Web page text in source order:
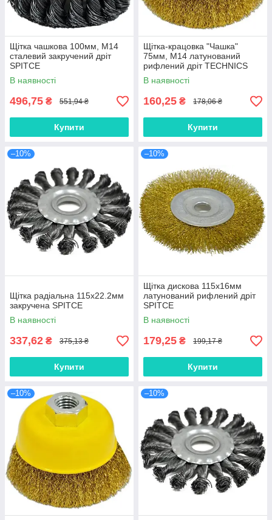
Щітка чашкова 100мм, М14
сталевий закручений дріт
SPITCE
В наявності
496,75 ₴ 551,94 ₴
Купити
Щітка-крацовка "Чашка"
75мм, М14 латунований
рифлений дріт TECHNICS
В наявності
160,25 ₴ 178,06 ₴
Купити
–10%
Щітка радіальна 115х22.2мм
закручена SPITCE
В наявності
337,62 ₴ 375,13 ₴
Купити
–10%
Щітка дискова 115х16мм
латунований рифлений дріт
SPITCE
В наявності
179,25 ₴ 199,17 ₴
Купити
–10% –10%